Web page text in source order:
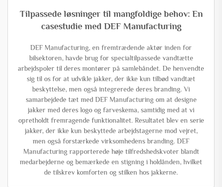
Tilpassede løsninger til mangfoldige behov: En
casestudie med DEF Manufacturing
DEF Manufacturing, en fremtrædende aktør inden for
bilsektoren, havde brug for specialtilpassede vandtætte
arbejdspoler til deres montører på samlebåndet. De henvendte
sig til os for at udvikle jakker, der ikke kun tilbød vandtæt
beskyttelse, men også integrerede deres branding. Vi
samarbejdede tæt med DEF Manufacturing om at designe
jakker med deres logo og farveskema, samtidig med at vi
opretholdt fremragende funktionalitet. Resultatet blev en serie
jakker, der ikke kun beskyttede arbejdstagerne mod vejret,
men også forstærkede virksomhedens branding. DEF
Manufacturing rapporterede høje tilfredshedskvoter blandt
medarbejderne og bemærkede en stigning i holdånden, hvilket
de tilskrev komforten og stilken hos jakkerne.